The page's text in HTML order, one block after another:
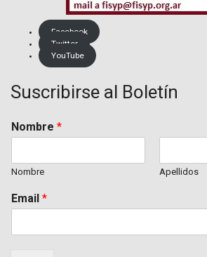
Facebook
Twitter
YouTube
Suscribirse al Boletín
Nombre *
Nombre Apellidos
Email *